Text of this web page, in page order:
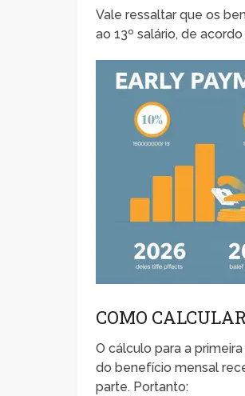
Vale ressaltar que os
ao 13º salário, de
COMO
O cálculo para a
do benefício mensal
parte. Portanto: